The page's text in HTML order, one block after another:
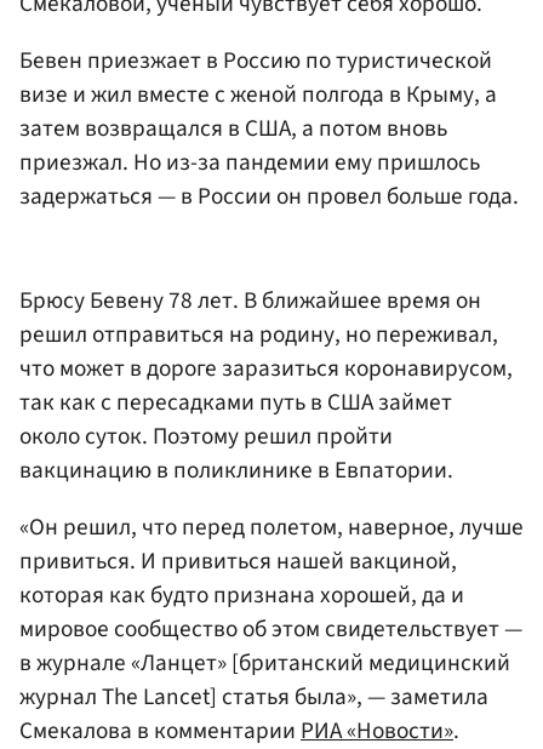
Бевен приезжает в Россию по туристической
визе и жил вместе с женой полгода в Крыму, а
затем возвращался в США, а потом вновь
приезжал. Но из-за пандемии ему пришлось
задержаться — в России он провел больше года.
Брюсу Бевену 78 лет. В ближайшее время он
решил отправиться на родину, но переживал,
что может в дороге заразиться коронавирусом,
так как с пересадками путь в США займет
около суток. Поэтому решил пройти
вакцинацию в поликлинике в Евпатории.
«Он решил, что перед полетом, наверное, лучше
привиться. И привиться нашей вакциной,
которая как будто признана хорошей, да и
мировое сообщество об этом свидетельствует —
в журнале «Ланцет» [британский медицинский
журнал The Lancet] статья была», — заметила
Смекалова в комментарииРИА «Новости».